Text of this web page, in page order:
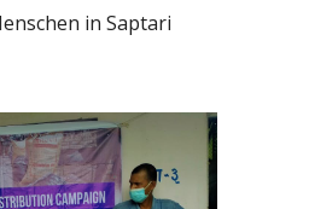
in Saptari